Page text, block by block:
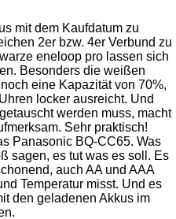
mit dem Kaufdatum zu
2er bzw. 4er Verbund zu
eneloop pro lassen sich
Besonders die weißen
eine Kapazität von 70%,
locker ausreicht. Und
werden muss, macht
Sehr praktisch!
Panasonic BQ-CC65. Was
sagen, es tut was es soll. Es
auch AA und AAA
Temperatur misst. Und es
den geladenen Akkus im